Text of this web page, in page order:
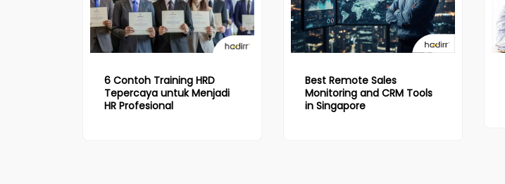
6 Contoh Training HRD
Tepercaya untuk Menjadi
HR Profesional
Best Remote Sales
Monitoring and CRM Tools
in Singapore